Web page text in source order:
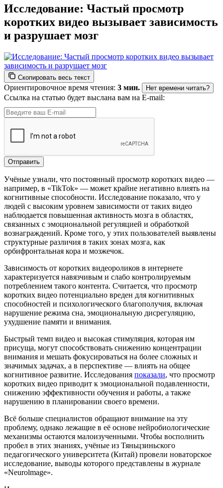
Исследование: Частый просмотр
коротких видео вызывает зависимость
и разрушает мозг
Скопировать весь текст
Ориентировочное время чтения: 3 мин. Нет времени читать?
Ссылка на статью будет выслана вам на E-mail:
Учёные узнали, что постоянный просмотр коротких видео —
например, в «TikTok» — может крайне негативно влиять на
когнитивные способности. Исследование показало, что у
людей с высоким уровнем зависимости от таких видео
наблюдается повышенная активность мозга в областях,
связанных с эмоциональной регуляцией и обработкой
вознаграждений. Кроме того, у этих пользователей выявлены
структурные различия в таких зонах мозга, как
орбифронтальная кора и мозжечок.
Зависимость от коротких видеороликов в интернете
характеризуется навязчивым и слабо контролируемым
потреблением такого контента. Считается, что просмотр
коротких видео потенциально вреден для когнитивных
способностей и психологического благополучия, включая
нарушение режима сна, эмоциональную дисрегуляцию,
ухудшение памяти и внимания.
Быстрый темп видео и высокая стимуляция, которая им
присуща, могут способствовать снижению концентрации
внимания и мешать фокусироваться на более сложных и
значимых задачах, а в перспективе — влиять на общее
когнитивное развитие. Исследования показали, что просмотр
коротких видео приводит к эмоциональной подавленности,
снижению эффективности обучения и работы, а также
нарушению в планировании своего времени.
Всё больше специалистов обращают внимание на эту
проблему, однако лежащие в её основе нейробиологические
механизмы остаются малоизученными. Чтобы восполнить
пробел в этих знаниях, учёные из Тяньцзиньского
педагогического университета (Китай) провели новаторское
исследование, выводы которого представлены в журнале
«Neurolmage».